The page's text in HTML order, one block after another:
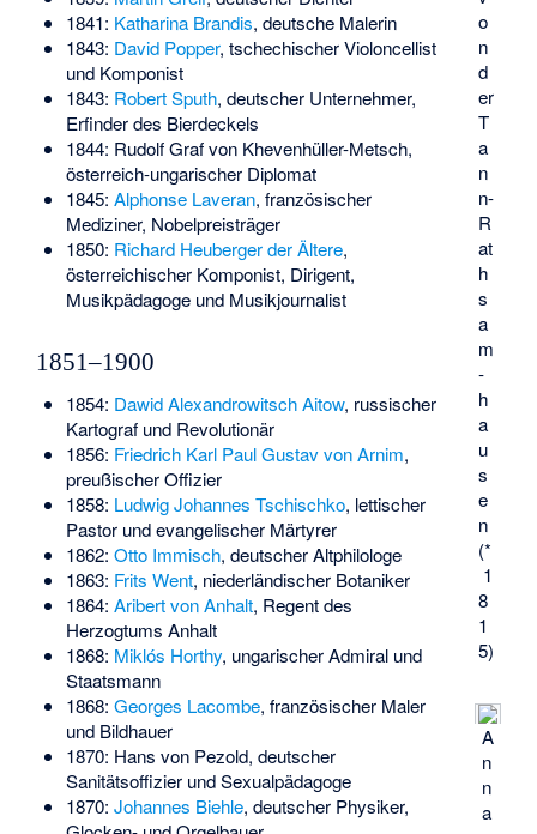
o
n
d
er
T
a
n
n-
R
at
h
s
a
m
­
h
a
u
s
e
n
(*
1
8
1
5)
A
n
n
a
1841: Katharina Brandis, deutsche Malerin
1843: David Popper, tschechischer Violoncellist
und Komponist
1843: Robert Sputh, deutscher Unternehmer,
Erfinder des Bierdeckels
1844: Rudolf Graf von Khevenhüller-Metsch,
österreich-ungarischer Diplomat
1845: Alphonse Laveran, französischer
Mediziner, Nobelpreisträger
1850: Richard Heuberger der Ältere,
österreichischer Komponist, Dirigent,
Musikpädagoge und Musikjournalist
1851–1900
1854: Dawid Alexandrowitsch Aitow, russischer
Kartograf und Revolutionär
1856: Friedrich Karl Paul Gustav von Arnim,
preußischer Offizier
1858: Ludwig Johannes Tschischko, lettischer
Pastor und evangelischer Märtyrer
1862: Otto Immisch, deutscher Altphilologe
1863: Frits Went, niederländischer Botaniker
1864: Aribert von Anhalt, Regent des
Herzogtums Anhalt
1868: Miklós Horthy, ungarischer Admiral und
Staatsmann
1868: Georges Lacombe, französischer Maler
und Bildhauer
1870: Hans von Pezold, deutscher
Sanitätsoffizier und Sexualpädagoge
1870: Johannes Biehle, deutscher Physiker,